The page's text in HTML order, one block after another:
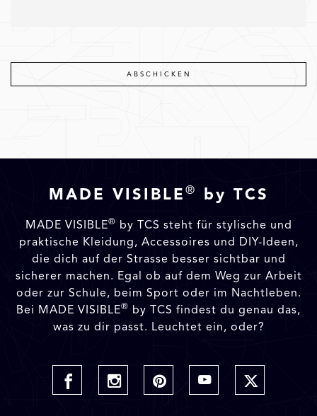
MADE VISIBLE ® by TCS
MADE VISIBLE® by TCS steht für stylische und
praktische Kleidung, Accessoires und DIY-Ideen,
die dich auf der Strasse besser sichtbar und
sicherer machen. Egal ob auf dem Weg zur Arbeit
oder zur Schule, beim Sport oder im Nachtleben.
Bei MADE VISIBLE® by TCS findest du genau das,
was zu dir passt. Leuchtet ein, oder?